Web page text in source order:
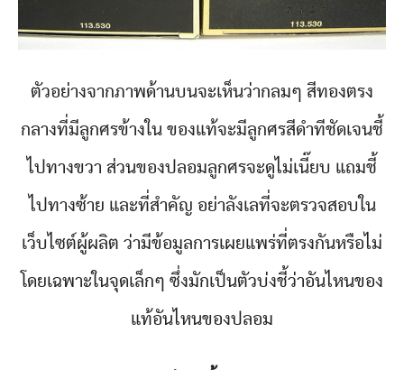
ตัวอย่างจากภาพด้านบนจะเห็นว่ากลมๆ สีทองตรง
กลางที่มีลูกศรข้างใน ของแท้จะมีลูกศรสีดำทีชัดเจนชี้
ไปทางขวา ส่วนของปลอมลูกศรจะดูไม่เนี๊ยบ แถมชี้
ไปทางซ้าย และที่สำคัญ อย่าลังเลที่จะตรวจสอบใน
เว็บไซต์ผู้ผลิต ว่ามีข้อมูลการเผยแพร่ที่ตรงกันหรือไม่
โดยเฉพาะในจุดเล็กๆ ซึ่งมักเป็นตัวบ่งชี้ว่าอันไหนของ
แท้อันไหนของปลอม